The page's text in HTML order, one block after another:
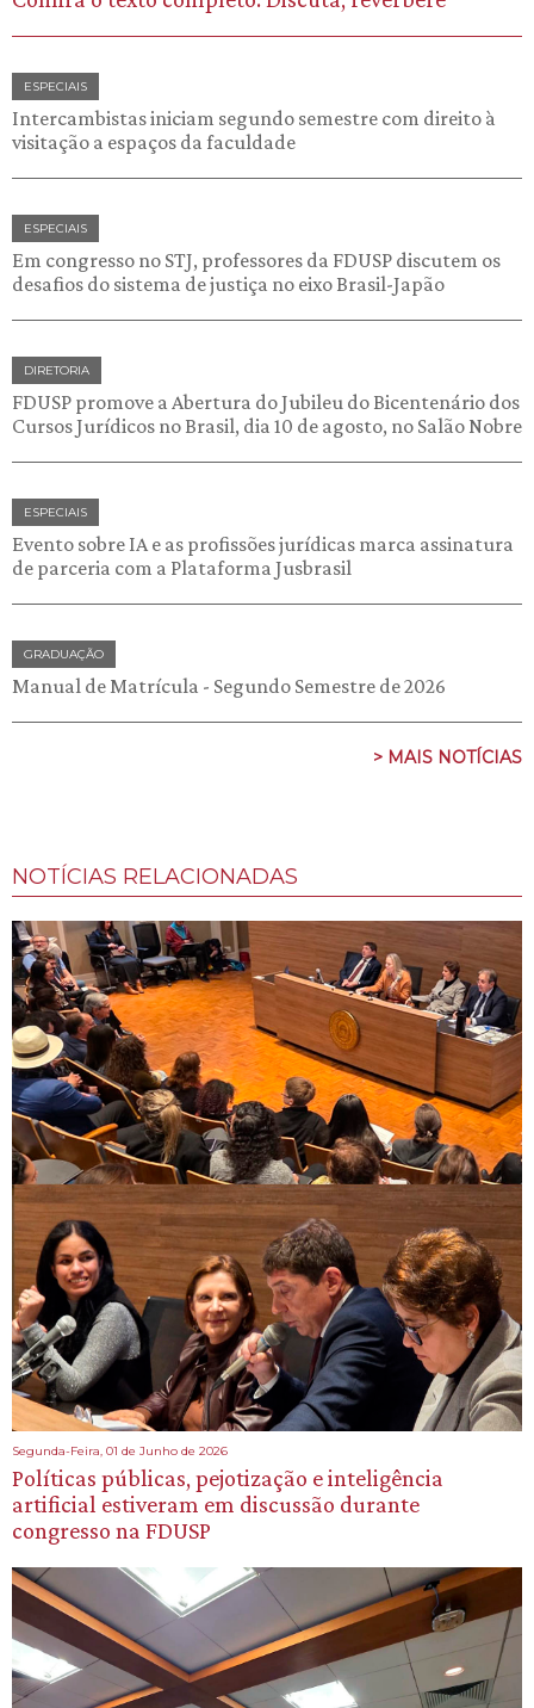
ESPECIAIS
Intercambistas iniciam segundo semestre com direito à
visitação a espaços da faculdade
ESPECIAIS
Em congresso no STJ, professores da FDUSP discutem os
desafios do sistema de justiça no eixo Brasil-Japão
DIRETORIA
FDUSP promove a Abertura do Jubileu do Bicentenário dos
Cursos Jurídicos no Brasil, dia 10 de agosto, no Salão Nobre
ESPECIAIS
Evento sobre IA e as profissões jurídicas marca assinatura
de parceria com a Plataforma Jusbrasil
GRADUAÇÃO
Manual de Matrícula - Segundo Semestre de 2026
> MAIS NOTÍCIAS
NOTÍCIAS RELACIONADAS
Segunda-Feira, 01 de Junho de 2026
Políticas públicas, pejotização e inteligência
artificial estiveram em discussão durante
congresso na FDUSP